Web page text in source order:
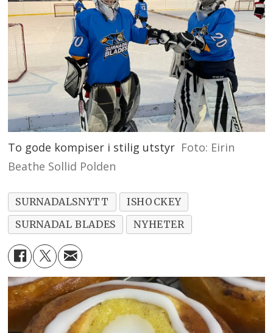
To gode kompiser i stilig utstyr Foto: Eirin
Beathe Sollid Polden
SURNADALSNYTT
ISHOCKEY
SURNADAL BLADES
NYHETER